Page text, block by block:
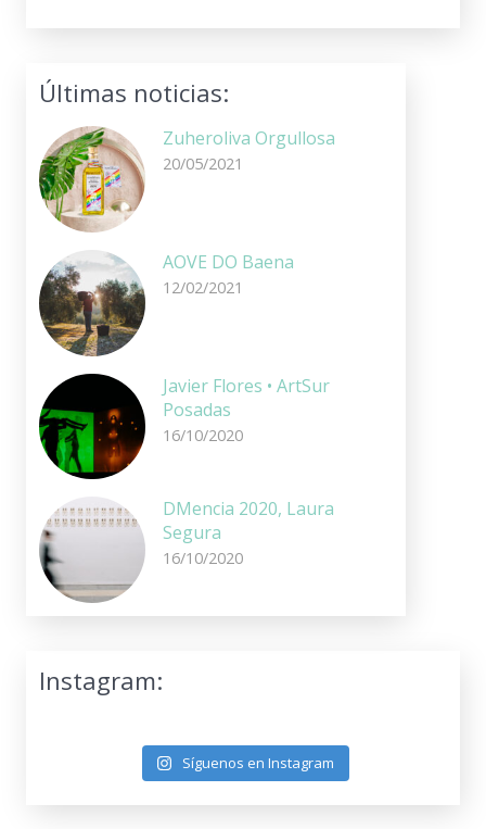
Últimas noticias:
Zuheroliva Orgullosa
20/05/2021
AOVE DO Baena
12/02/2021
Javier Flores • ArtSur
Posadas
16/10/2020
DMencia 2020, Laura
Segura
16/10/2020
Instagram:
Síguenos en Instagram